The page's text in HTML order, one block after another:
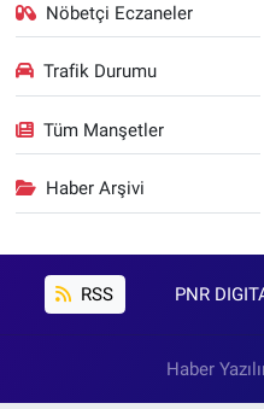
Nöbetçi Eczaneler
Trafik Durumu
Tüm Manşetler
Haber Arşivi
RSS PNR
Haber